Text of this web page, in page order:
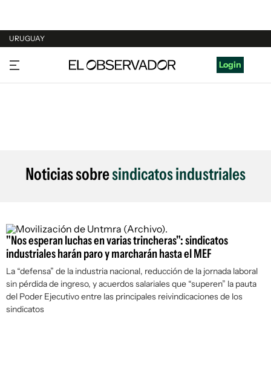
URUGUAY
URUGUAY
ARGENTINA
Login
Noticias sobresindicatos industriales
"Nos esperan luchas en varias trincheras": sindicatos
industriales harán paro y marcharán hasta el MEF
La “defensa” de la industria nacional, reducción de la jornada laboral
sin pérdida de ingreso, y acuerdos salariales que “superen” la pauta
del Poder Ejecutivo entre las principales reivindicaciones de los
sindicatos